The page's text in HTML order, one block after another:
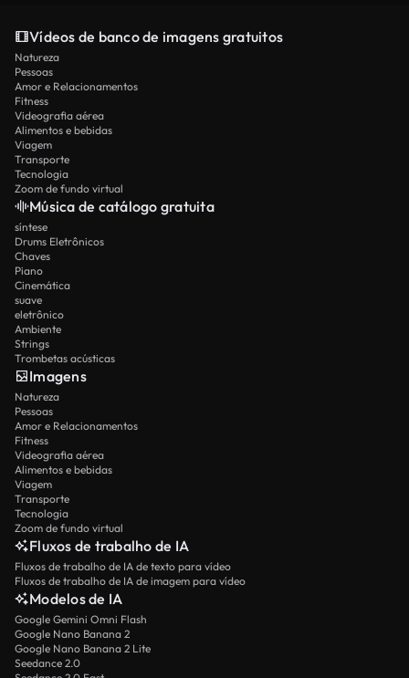
Vídeos de banco de imagens gratuitos
Natureza
Pessoas
Amor e Relacionamentos
Fitness
Videografia aérea
Alimentos e bebidas
Viagem
Transporte
Tecnologia
Zoom de fundo virtual
Música de catálogo gratuita
síntese
Drums Eletrônicos
Chaves
Piano
Cinemática
suave
eletrônico
Ambiente
Strings
Trombetas acústicas
Imagens
Natureza
Pessoas
Amor e Relacionamentos
Fitness
Videografia aérea
Alimentos e bebidas
Viagem
Transporte
Tecnologia
Zoom de fundo virtual
Fluxos de trabalho de IA
Fluxos de trabalho de IA de texto para vídeo
Fluxos de trabalho de IA de imagem para vídeo
Modelos de IA
Google Gemini Omni Flash
Google Nano Banana 2
Google Nano Banana 2 Lite
Seedance 2.0